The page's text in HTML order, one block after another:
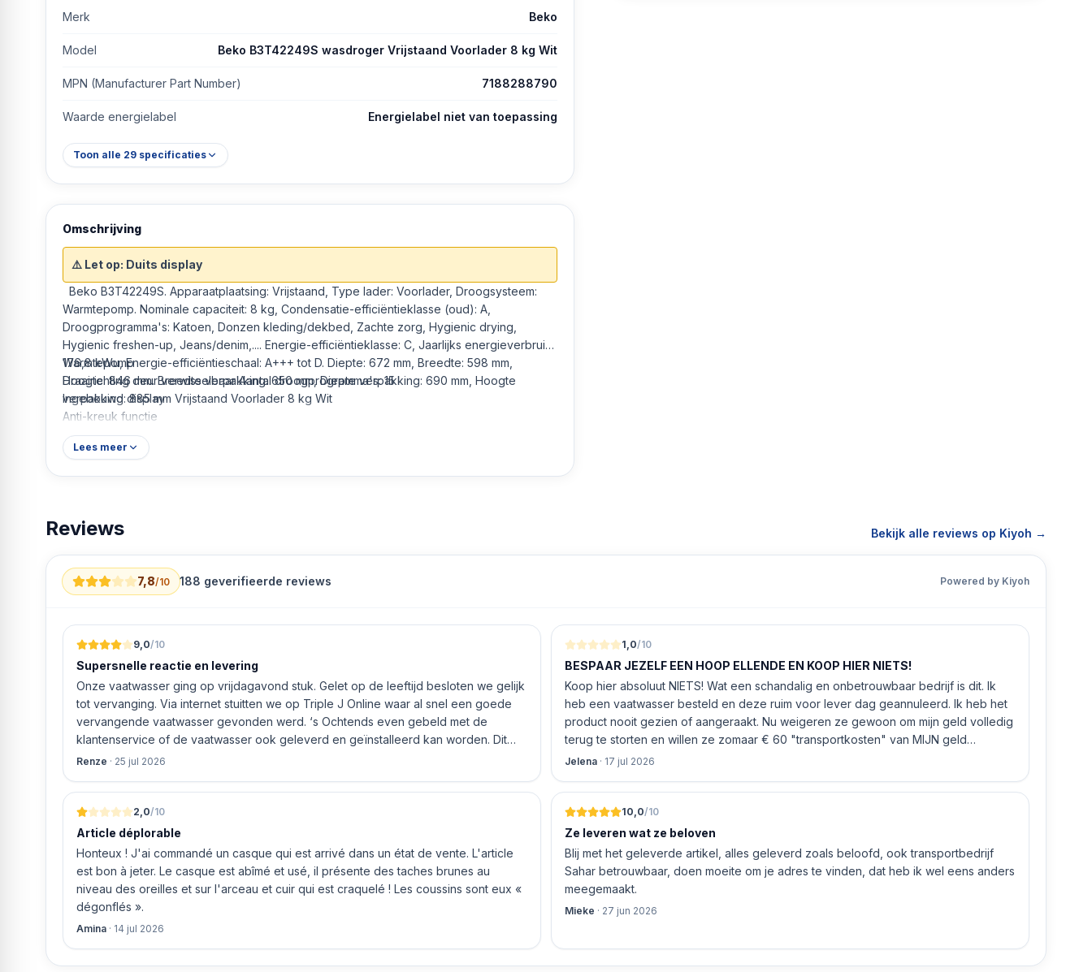
Merk Beko
Model Beko B3T42249S wasdroger Vrijstaand Voorlader 8 kg Wit
MPN (Manufacturer Part Number) 7188288790
Waarde energielabel Energielabel niet van toepassing
Toon alle 29 specificaties
Omschrijving
⚠️ Let op: Duits display
Warmtepomp. Nominale capaciteit: 8 kg, Condensatie-efficiëntieklasse (oud): A,
Droogprogramma's: Katoen, Donzen kleding/dekbed, Zachte zorg, Hygienic drying,
Hygienic freshen-up, Jeans/denim,.... Energie-efficiëntieklasse: C, Jaarlijks energieverbruik:
176,8 kWu, Energie-efficiëntieschaal: A+++ tot D. Diepte: 672 mm, Breedte: 598 mm,
Hoogte: 846 mm. Breedte verpakking: 650 mm, Diepte verpakking: 690 mm, Hoogte
verpakking: 885 mm Vrijstaand Voorlader 8 kg Wit
Warmtepomp
Draairichting deur verwisselbaar Aantal droogprogramma's: 15
Ingebouwd display
Anti-kreuk functie
Energie-efficiëntieklasse: C
176,8 kWu 63 dB
Lees meer
Reviews Bekijk alle reviews op Kiyoh →
7,8/10 188 geverifieerde reviews Powered by Kiyoh
9,0/10
Supersnelle reactie en levering
Onze vaatwasser ging op vrijdagavond stuk. Gelet op de leeftijd besloten we gelijk
tot vervanging. Via internet stuitten we op Triple J Online waar al snel een goede
vervangende vaatwasser gevonden werd. ‘s Ochtends even gebeld met de
klantenservice of de vaatwasser ook geleverd en geïnstalleerd kan worden. Dit
bleek het geval tegen alleszins concurrente prijzen. De vriendelijke medewerker
ging doen om ‘s middags nog te leveren. Het bleken geen loze woorden: om 16.00
uur werd de Neff vaatwasser geleverd en ver
Renze · 25 jul 2026
1,0/10
BESPAAR JEZELF EEN HOOP ELLENDE EN KOOP HIER NIETS!
Koop hier absoluut NIETS! Wat een schandalig en onbetrouwbaar bedrijf is dit. Ik
heb een vaatwasser besteld en deze ruim voor lever dag geannuleerd. Ik heb het
product nooit gezien of aangeraakt. Nu weigeren ze gewoon om mijn geld volledig
terug te storten en willen ze zomaar € 60 "transportkosten" van MIJN geld
inhouden!
Jelena · 17 jul 2026
2,0/10
Article déplorable
Honteux ! J'ai commandé un casque qui est arrivé dans un état de vente. L'article
est bon à jeter. Le casque est abîmé et usé, il présente des taches brunes au
niveau des oreilles et sur l'arceau et cuir qui est craquelé ! Les coussins sont eux «
dégonflés ».
Amina · 14 jul 2026
10,0/10
Ze leveren wat ze beloven
Blij met het geleverde artikel, alles geleverd zoals beloofd, ook transportbedrijf
Sahar betrouwbaar, doen moeite om je adres te vinden, dat heb ik wel eens anders
meegemaakt.
Mieke · 27 jun 2026